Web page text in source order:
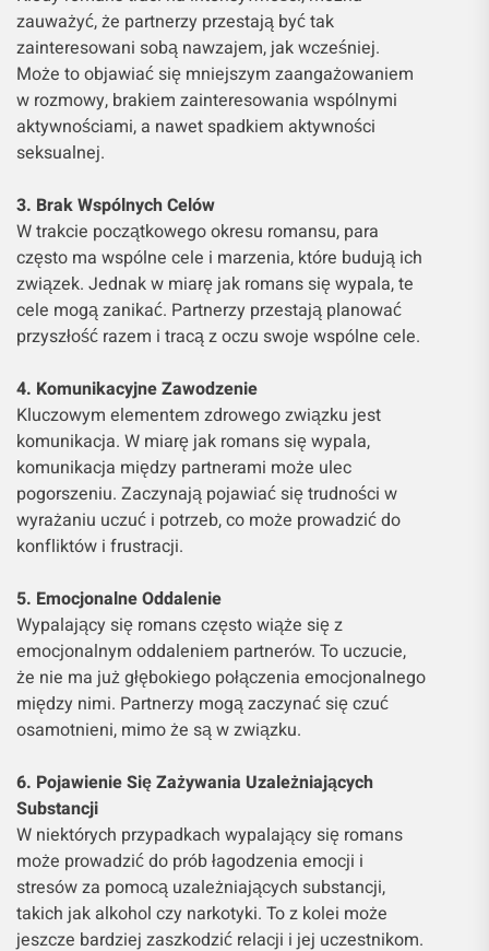
zauważyć, że partnerzy przestają być tak
zainteresowani sobą nawzajem, jak wcześniej.
Może to objawiać się mniejszym zaangażowaniem
w rozmowy, brakiem zainteresowania wspólnymi
aktywnościami, a nawet spadkiem aktywności
seksualnej.
3. Brak Wspólnych Celów
W trakcie początkowego okresu romansu, para
często ma wspólne cele i marzenia, które budują ich
związek. Jednak w miarę jak romans się wypala, te
cele mogą zanikać. Partnerzy przestają planować
przyszłość razem i tracą z oczu swoje wspólne cele.
4. Komunikacyjne Zawodzenie
Kluczowym elementem zdrowego związku jest
komunikacja. W miarę jak romans się wypala,
komunikacja między partnerami może ulec
pogorszeniu. Zaczynają pojawiać się trudności w
wyrażaniu uczuć i potrzeb, co może prowadzić do
konfliktów i frustracji.
5. Emocjonalne Oddalenie
Wypalający się romans często wiąże się z
emocjonalnym oddaleniem partnerów. To uczucie,
że nie ma już głębokiego połączenia emocjonalnego
między nimi. Partnerzy mogą zaczynać się czuć
osamotnieni, mimo że są w związku.
6. Pojawienie Się Zażywania Uzależniających
Substancji
W niektórych przypadkach wypalający się romans
może prowadzić do prób łagodzenia emocji i
stresów za pomocą uzależniających substancji,
takich jak alkohol czy narkotyki. To z kolei może
jeszcze bardziej zaszkodzić relacji i jej uczestnikom.